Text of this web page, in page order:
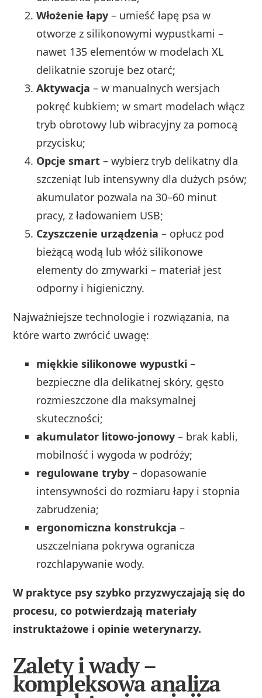
Włożenie łapy – umieść łapę psa w
otworze z silikonowymi wypustkami –
nawet 135 elementów w modelach XL
delikatnie szoruje bez otarć;
Aktywacja – w manualnych wersjach
pokręć kubkiem; w smart modelach włącz
tryb obrotowy lub wibracyjny za pomocą
przycisku;
Opcje smart – wybierz tryb delikatny dla
szczeniąt lub intensywny dla dużych psów;
akumulator pozwala na 30–60 minut
pracy, z ładowaniem USB;
Czyszczenie urządzenia – opłucz pod
bieżącą wodą lub włóż silikonowe
elementy do zmywarki – materiał jest
odporny i higieniczny.
Najważniejsze technologie i rozwiązania, na
które warto zwrócić uwagę:
miękkie silikonowe wypustki –
bezpieczne dla delikatnej skóry, gęsto
rozmieszczone dla maksymalnej
skuteczności;
akumulator litowo-jonowy – brak kabli,
mobilność i wygoda w podróży;
regulowane tryby – dopasowanie
intensywności do rozmiaru łapy i stopnia
zabrudzenia;
ergonomiczna konstrukcja –
uszczelniana pokrywa ogranicza
rozchlapywanie wody.
W praktyce psy szybko przyzwyczajają się do
procesu, co potwierdzają materiały
instruktażowe i opinie weterynarzy.
Zalety i wady –
kompleksowa analiza